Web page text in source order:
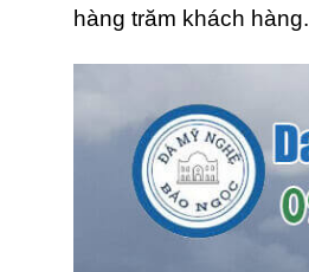
hàng trăm khách hàng.